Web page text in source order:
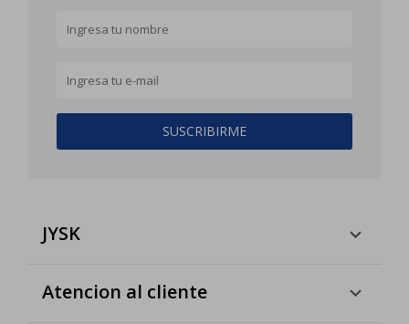
SUSCRIBIRME
JYSK
Atencion al cliente